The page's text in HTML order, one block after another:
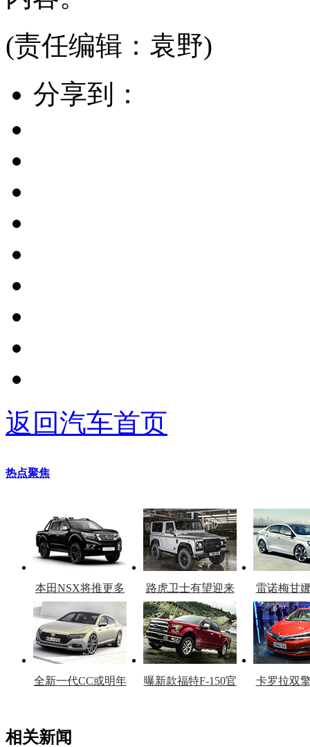
(责任编辑：袁野)
分享到：
返回汽车首页
热点聚焦
本田NSX将推更多
车型
路虎卫士有望迎来
复产
雷诺梅甘
官
全新一代CC或明年
曝新款福特F-150官
卡罗拉双
相关新闻